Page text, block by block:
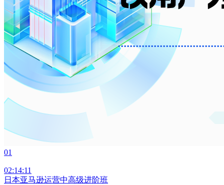
01
02:14:11
日本亚马逊运营中高级进阶班